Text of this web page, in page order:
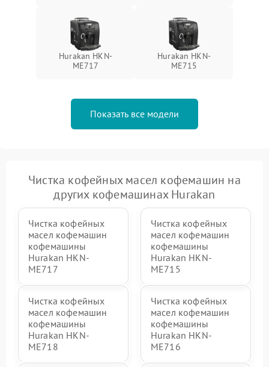
Hurakan HKN-
ME717
Hurakan HKN-
ME715
Показать все модели
Чистка кофейных масел кофемашин на
других кофемашинах Hurakan
Чистка кофейных
масел кофемашин
кофемашины
Hurakan HKN-
ME717
Чистка кофейных
масел кофемашин
кофемашины
Hurakan HKN-
ME715
Чистка кофейных
масел кофемашин
кофемашины
Hurakan HKN-
ME718
Чистка кофейных
масел кофемашин
кофемашины
Hurakan HKN-
ME716